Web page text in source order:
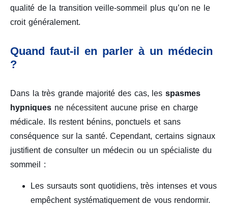
qualité de la transition veille-sommeil plus qu’on ne le
croit généralement.
Quand faut-il en parler à un médecin
?
Dans la très grande majorité des cas, les spasmes
hypniques ne nécessitent aucune prise en charge
médicale. Ils restent bénins, ponctuels et sans
conséquence sur la santé. Cependant, certains signaux
justifient de consulter un médecin ou un spécialiste du
sommeil :
Les sursauts sont quotidiens, très intenses et vous
empêchent systématiquement de vous rendormir.